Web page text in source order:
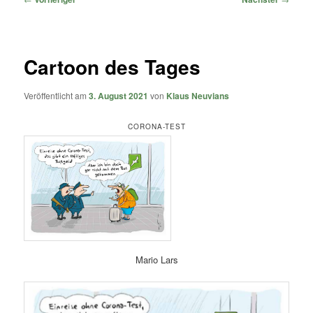
Cartoon des Tages
Veröffentlicht am3. August 2021 von Klaus Neuvians
CORONA-TEST
Mario Lars